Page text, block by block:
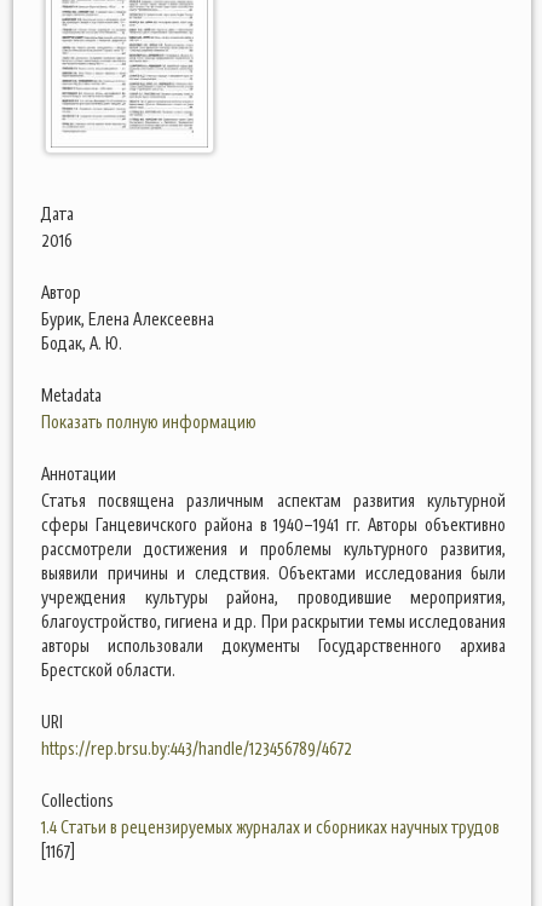
Дата
2016
Автор
Бурик, Елена Алексеевна
Бодак, А. Ю.
Metadata
Показать полную информацию
Аннотации
Статья посвящена различным аспектам развития культурной
сферы Ганцевичского района в 1940–1941 гг. Авторы объективно
рассмотрели достижения и проблемы культурного развития,
выявили причины и следствия. Объектами исследования были
учреждения культуры района, проводившие мероприятия,
благоустройство, гигиена и др. При раскрытии темы исследования
авторы использовали документы Государственного архива
Брестской области.
URI
https://rep.brsu.by:443/handle/123456789/4672
Collections
1.4 Статьи в рецензируемых журналах и сборниках научных трудов
[1167]